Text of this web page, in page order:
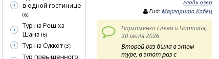
гладь озер
Гид:Маргарита Кобец
Пархоменко Елена и Наталия,
30 июля 2026
Второй раз была в этом
туре, в этот раз с
в одной гостинице
(6)
Тур на Рош ха-
Шана (6)
Тур на Суккот (3)
Тур повышенного